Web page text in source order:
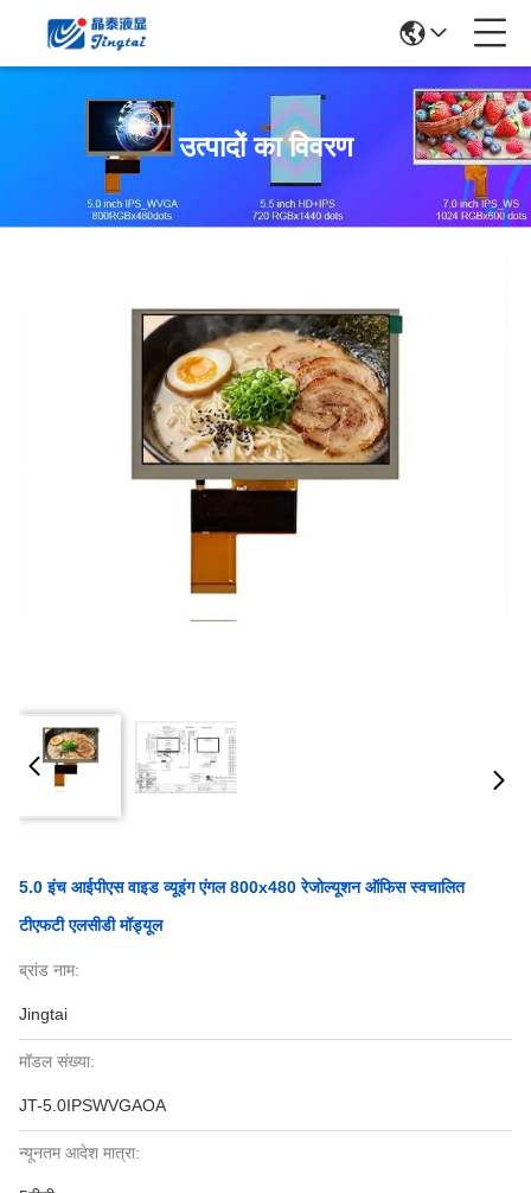
उत्पादों का विवरण
5.0 इंच आईपीएस वाइड व्यूइंग एंगल 800x480 रेजोल्यूशन ऑफिस स्वचालित
टीएफटी एलसीडी मॉड्यूल
ब्रांड नाम:
Jingtai
मॉडल संख्या:
JT-5.0IPSWVGAOA
न्यूनतम आदेश मात्रा: